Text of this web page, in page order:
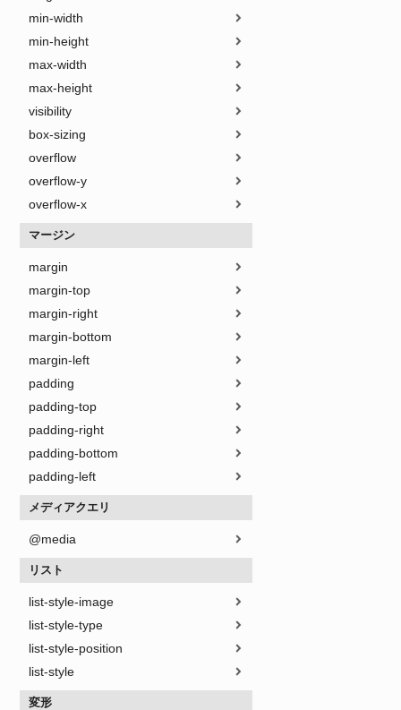
min-width
min-height
max-width
max-height
visibility
box-sizing
overflow
overflow-y
overflow-x
マージン
margin
margin-top
margin-right
margin-bottom
margin-left
padding
padding-top
padding-right
padding-bottom
padding-left
メディアクエリ
@media
リスト
list-style-image
list-style-type
list-style-position
list-style
変形